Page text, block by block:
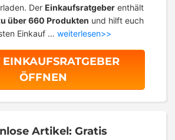
Der Einkaufsratgeber enthält
über 660 Produkten und hilft euch
Einkauf … weiterlesen>>
EINKAUFSRATGEBER
ÖFFNEN
Artikel: Gratis